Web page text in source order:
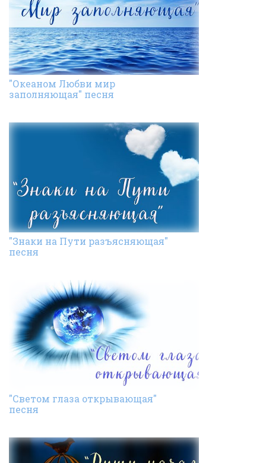
"Океаном Любви мир
заполняющая" песня
"Знаки на Пути разъясняющая"
песня
"Светом глаза открывающая"
песня